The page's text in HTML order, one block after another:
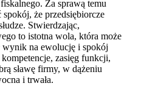
Za sprawą temu
że przedsiębiorcze
Stwierdzając,
to istotna wola, która może
na ewolucję i spokój
zasięg funkcji,
sławę firmy, w dążeniu
i trwała.